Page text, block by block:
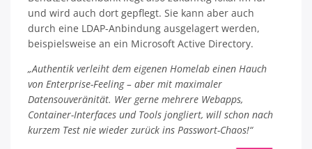
und wird auch dort gepflegt. Sie kann aber auch
durch eine LDAP-Anbindung ausgelagert werden,
beispielsweise an ein Microsoft Active Directory.
„Authentik verleiht dem eigenen Homelab einen Hauch
von Enterprise-Feeling – aber mit maximaler
Datensouveränität. Wer gerne mehrere Webapps,
Container-Interfaces und Tools jongliert, will schon nach
kurzem Test nie wieder zurück ins Passwort-Chaos!“